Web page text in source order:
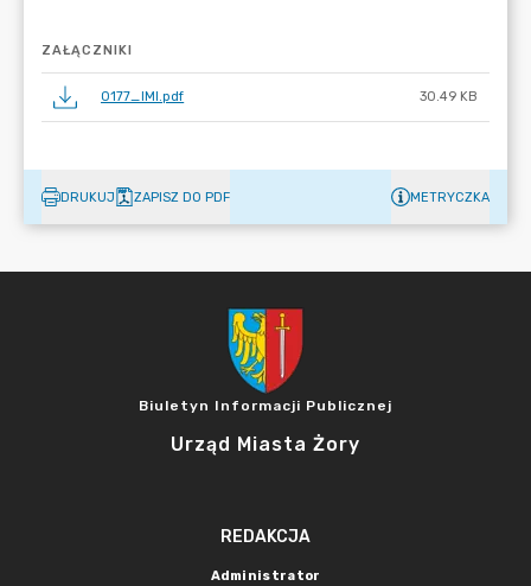
ZAŁĄCZNIKI
0177_IMI.pdf 30.49 KB
DRUKUJ ZAPISZ DO PDF METRYCZKA
Biuletyn Informacji Publicznej
Urząd Miasta Żory
REDAKCJA
Administrator